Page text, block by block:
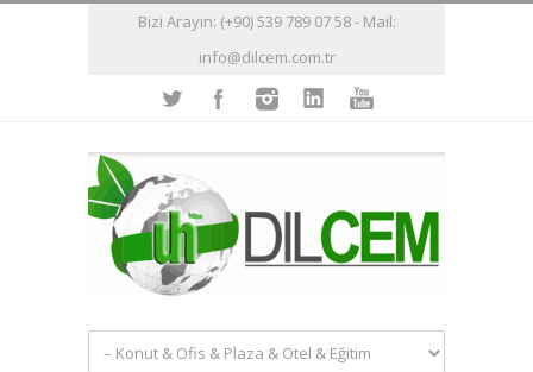
Bizi Arayın: (+90) 539 789 07 58 - Mail:
info@dilcem.com.tr